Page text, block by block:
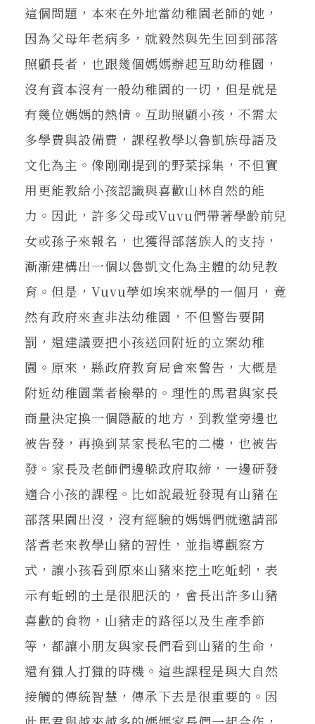
這個問題，本來在外地當幼稚園老師的她，
因為父母年老病多，就毅然與先生回到部落
照顧長者，也跟幾個媽媽辦起互助幼稚園，
沒有資本沒有一般幼稚園的一切，但是就是
有幾位媽媽的熱情。互助照顧小孩，不需太
多學費與設備費，課程教學以魯凱族母語及
文化為主。像剛剛提到的野菜採集，不但實
用更能教給小孩認識與喜歡山林自然的能
力。因此，許多父母或Vuvu們帶著學齡前兒
女或孫子來報名，也獲得部落族人的支持，
漸漸建構出一個以魯凱文化為主體的幼兒教
育。但是，Vuvu荸如埃來就學的一個月，竟
然有政府來查非法幼稚園，不但警告要開
罰，還建議要把小孩送回附近的立案幼稚
園。原來，縣政府教育局會來警告，大概是
附近幼稚園業者檢舉的。理性的馬君與家長
商量決定換一個隱蔽的地方，到教堂旁邊也
被告發，再換到某家長私宅的二樓，也被告
發。家長及老師們邊躲政府取締，一邊研發
適合小孩的課程。比如說最近發現有山豬在
部落果園出沒，沒有經驗的媽媽們就邀請部
落耆老來教學山豬的習性，並指導觀察方
式，讓小孩看到原來山豬來挖土吃蚯蚓，表
示有蚯蚓的土是很肥沃的，會長出許多山豬
喜歡的食物，山豬走的路徑以及生產季節
等，都讓小朋友與家長們看到山豬的生命，
還有獵人打獵的時機。這些課程是與大自然
接觸的傳統智慧，傳承下去是很重要的。因